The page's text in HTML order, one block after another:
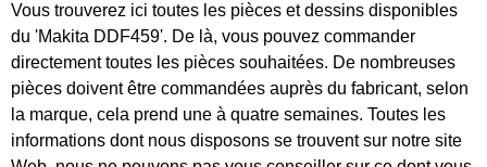
Vous trouverez ici toutes les pièces et dessins disponibles
du 'Makita DDF459'. De là, vous pouvez commander
directement toutes les pièces souhaitées. De nombreuses
pièces doivent être commandées auprès du fabricant, selon
la marque, cela prend une à quatre semaines. Toutes les
informations dont nous disposons se trouvent sur notre site